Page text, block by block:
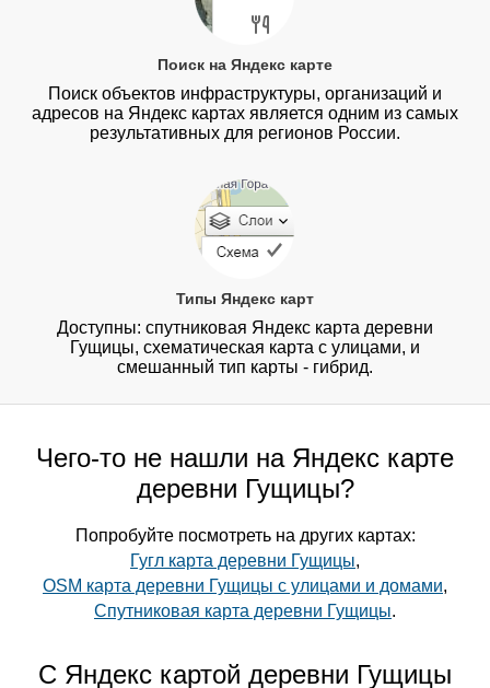
Поиск на Яндекс карте
Поиск объектов инфраструктуры, организаций и
адресов на Яндекс картах является одним из самых
результативных для регионов России.
Типы Яндекс карт
Доступны: спутниковая Яндекс карта деревни
Гущицы, схематическая карта с улицами, и
смешанный тип карты - гибрид.
Чего-то не нашли на Яндекс карте
деревни Гущицы?
Попробуйте посмотреть на других картах:
Гугл карта деревни Гущицы,
OSM карта деревни Гущицы с улицами и домами,
Спутниковая карта деревни Гущицы.
С Яндекс картой деревни Гущицы